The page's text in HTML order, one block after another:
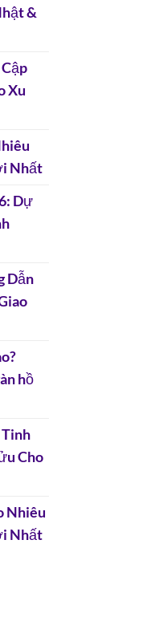
&
Xu
Nhất
Dự
Dẫn
hồ
Cho
Nhiêu
Nhất